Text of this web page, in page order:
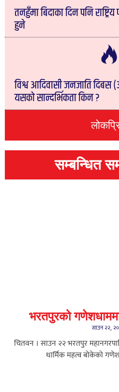
तनहुँमा बिदाका दिन पनि
हुने
विश्व आदिवासी जनजाति
यसको सान्दर्भिकता किन ?
सम्बन्धित
भरतपुरको
साउन २२,
चितवन । साउन २२ भरतपुर
धार्मिक महत्व बोकेको